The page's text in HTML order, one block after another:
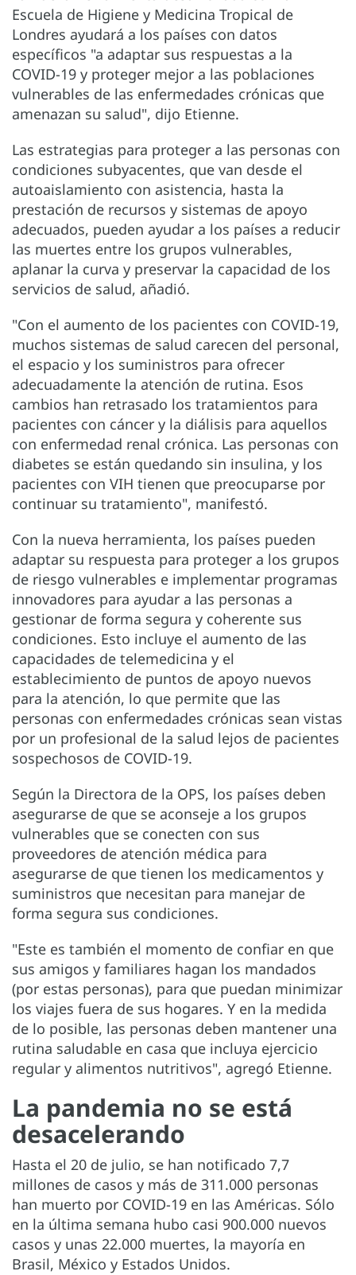
Escuela de Higiene y Medicina Tropical de
Londres ayudará a los países con datos
específicos "a adaptar sus respuestas a la
COVID-19 y proteger mejor a las poblaciones
vulnerables de las enfermedades crónicas que
amenazan su salud", dijo Etienne.
Las estrategias para proteger a las personas con
condiciones subyacentes, que van desde el
autoaislamiento con asistencia, hasta la
prestación de recursos y sistemas de apoyo
adecuados, pueden ayudar a los países a reducir
las muertes entre los grupos vulnerables,
aplanar la curva y preservar la capacidad de los
servicios de salud, añadió.
"Con el aumento de los pacientes con COVID-19,
muchos sistemas de salud carecen del personal,
el espacio y los suministros para ofrecer
adecuadamente la atención de rutina. Esos
cambios han retrasado los tratamientos para
pacientes con cáncer y la diálisis para aquellos
con enfermedad renal crónica. Las personas con
diabetes se están quedando sin insulina, y los
pacientes con VIH tienen que preocuparse por
continuar su tratamiento", manifestó.
Con la nueva herramienta, los países pueden
adaptar su respuesta para proteger a los grupos
de riesgo vulnerables e implementar programas
innovadores para ayudar a las personas a
gestionar de forma segura y coherente sus
condiciones. Esto incluye el aumento de las
capacidades de telemedicina y el
establecimiento de puntos de apoyo nuevos
para la atención, lo que permite que las
personas con enfermedades crónicas sean vistas
por un profesional de la salud lejos de pacientes
sospechosos de COVID-19.
Según la Directora de la OPS, los países deben
asegurarse de que se aconseje a los grupos
vulnerables que se conecten con sus
proveedores de atención médica para
asegurarse de que tienen los medicamentos y
suministros que necesitan para manejar de
forma segura sus condiciones.
"Este es también el momento de confiar en que
sus amigos y familiares hagan los mandados
(por estas personas), para que puedan minimizar
los viajes fuera de sus hogares. Y en la medida
de lo posible, las personas deben mantener una
rutina saludable en casa que incluya ejercicio
regular y alimentos nutritivos", agregó Etienne.
La pandemia no se está
desacelerando
Hasta el 20 de julio, se han notificado 7,7
millones de casos y más de 311.000 personas
han muerto por COVID-19 en las Américas. Sólo
en la última semana hubo casi 900.000 nuevos
casos y unas 22.000 muertes, la mayoría en
Brasil, México y Estados Unidos.